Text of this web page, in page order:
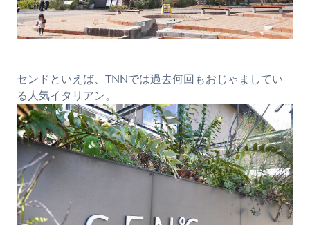
センドといえば、TNNでは過去何回もおじゃましてい
る人気イタリアン。